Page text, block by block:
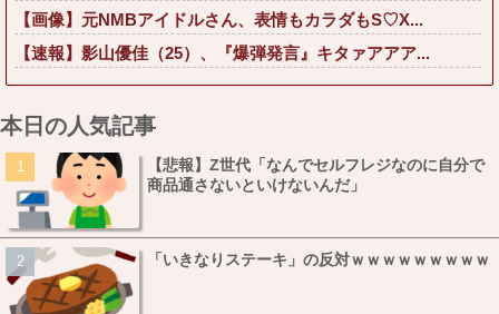
【画像】元NMBアイドルさん、表情もカラダもS♡X...
【速報】影山優佳（25）、『爆弾発言』キタァアアア...
本日の人気記事
【悲報】Z世代「なんでセルフレジなのに自分で
商品通さないといけないんだ」
「いきなりステーキ」の反対ｗｗｗｗｗｗｗｗｗ